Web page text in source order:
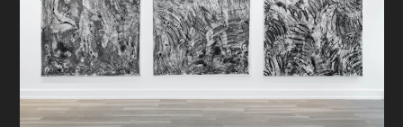
1308 - 1321, men først utgitt i 1472.
Den andre, og noe nærmere i tid, er
August Strindbergs febrilsk
ekskursjoner over kartet fra 1897 -